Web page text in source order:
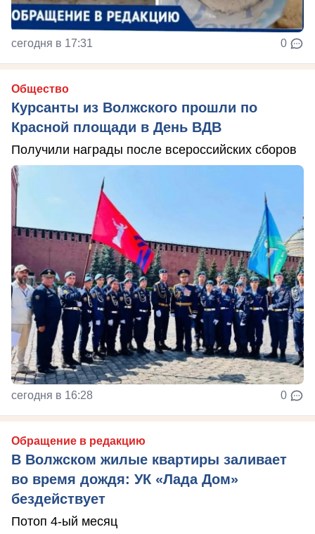
сегодня в 17:31 0
Общество
Курсанты из Волжского прошли по
Красной площади в День ВДВ
Получили награды после всероссийских сборов
сегодня в 16:28 0
Обращение в редакцию
В Волжском жилые квартиры заливает
во время дождя: УК «Лада Дом»
бездействует
Потоп 4-ый месяц